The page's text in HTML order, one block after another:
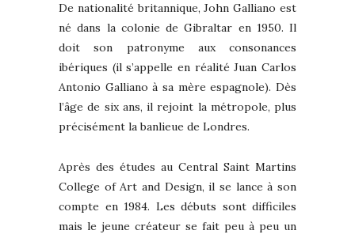
De nationalité britannique, John Galliano est
né dans la colonie de Gibraltar en 1950. Il
doit son patronyme aux consonances
ibériques (il s’appelle en réalité Juan Carlos
Antonio Galliano à sa mère espagnole). Dès
l’âge de six ans, il rejoint la métropole, plus
précisément la banlieue de Londres.
Après des études au Central Saint Martins
College of Art and Design, il se lance à son
compte en 1984. Les débuts sont difficiles
mais le jeune créateur se fait peu à peu un